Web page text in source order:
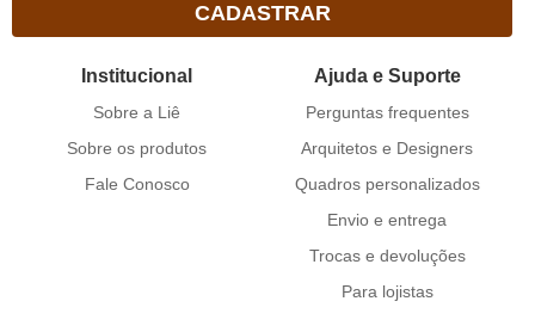
CADASTRAR
Institucional
Sobre a Liê
Sobre os produtos
Fale Conosco
Ajuda e Suporte
Perguntas frequentes
Arquitetos e Designers
Quadros personalizados
Envio e entrega
Trocas e devoluções
Para lojistas